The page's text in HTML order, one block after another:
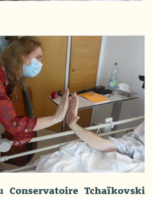
Conservatoire Tchaïkovski